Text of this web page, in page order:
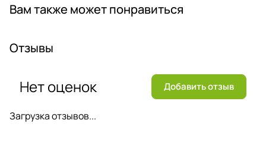
Вам также может понравиться
Отзывы
Загрузка отзывов...
Нет оценок Добавить отзыв